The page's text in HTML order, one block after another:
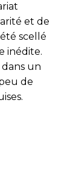
et de
scellé
inédite.
un
de